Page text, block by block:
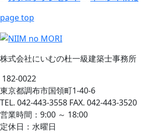
page top
株式会社にいむの杜一級建築士事務所
182-0022
東京都調布市国領町1-40-6
TEL. 042-443-3558 FAX. 042-443-3520
営業時間：9:00 ～ 18:00
定休日：水曜日